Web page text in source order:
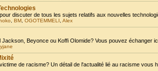
discuter de tous les sujets relatifs aux nouvelles
BM OGOTEMMELI Alex
Jackson, Beyonce ou Koffi Olomide? Vous pouvez échanger
de racisme? Un détail de l'actualité lié au racisme